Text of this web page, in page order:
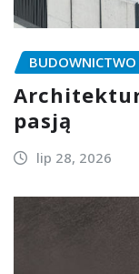
BUDOWNICTWO
pasją
lip 28, 2026